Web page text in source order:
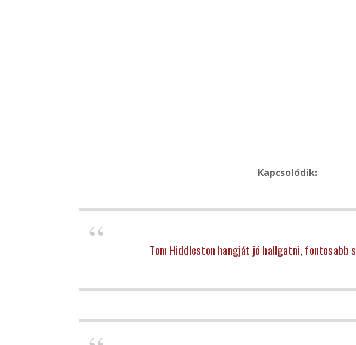
Kapcsolódik:
Tom Hiddleston hangját jó hallgatni, fontosabb